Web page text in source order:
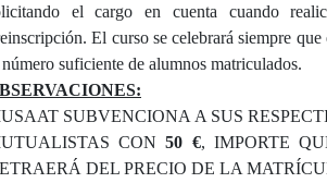
el cargo en cuenta cuando
El curso se celebrará siempre que
suficiente de alumnos matriculados.
SUBVENCIONA A SUS
CON50 €, IMPORTE
DEL PRECIO DE LA